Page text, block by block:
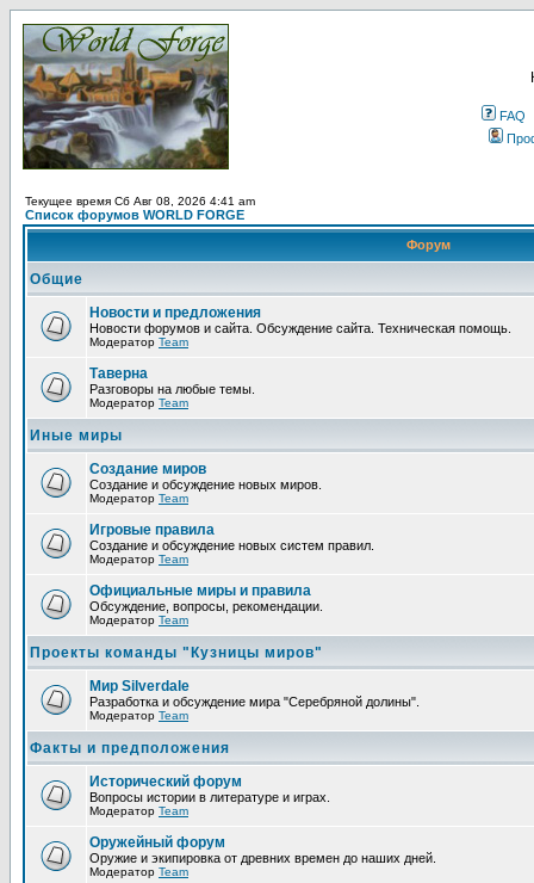
FAQ
Текущее время Сб Авг 08, 2026 4:41 am
Список форумов WORLD FORGE
Форум
Общие
Новости и предложения
Новости форумов и сайта. Обсуждение сайта. Техническая помощь.
Модератор Team
Таверна
Разговоры на любые темы.
Модератор Team
Иные миры
Создание миров
Создание и обсуждение новых миров.
Модератор Team
Игровые правила
Создание и обсуждение новых систем правил.
Модератор Team
Официальные миры и правила
Обсуждение, вопросы, рекомендации.
Модератор Team
Проекты команды "Кузницы миров"
Мир Silverdale
Разработка и обсуждение мира "Серебряной долины".
Модератор Team
Факты и предположения
Исторический форум
Вопросы истории в литературе и играх.
Модератор Team
Оружейный форум
Оружие и экипировка от древних времен до наших дней.
Модератор Team